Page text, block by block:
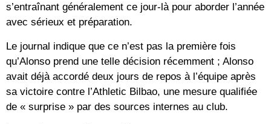
s’entraînant généralement ce jour-là pour aborder l’année
avec sérieux et préparation.
Le journal indique que ce n’est pas la première fois
qu’Alonso prend une telle décision récemment ; Alonso
avait déjà accordé deux jours de repos à l’équipe après
sa victoire contre l’Athletic Bilbao, une mesure qualifiée
de « surprise » par des sources internes au club.